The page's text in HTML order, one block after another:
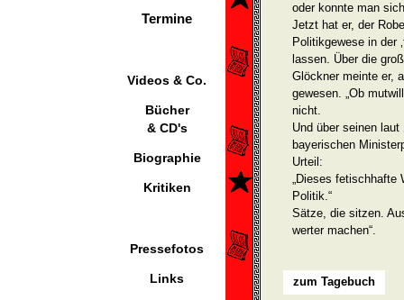
Termine
Videos & Co.
Bücher
& CD's
Biographie
Kritiken
Pressefotos
Links
oder konnte man
Jetzt hat er, der
Politikgewese in der
lassen. Über die
Glöckner meinte er,
gewesen. „Ob
nicht.
Und über seinen laut
bayerischen
Urteil:
„Dieses fetischhafte
Politik.“
Sätze, die sitzen.
werter machen“.
zum Tagebuch